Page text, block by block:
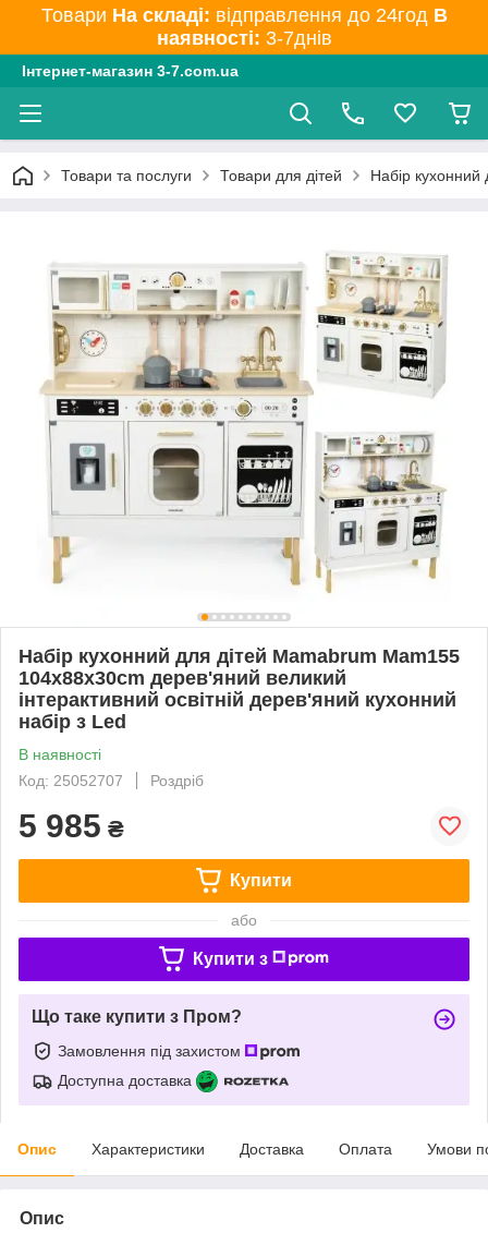
Товари На складі: відправлення до 24год В
наявності: 3-7днів
Інтернет-магазин 3-7.com.ua
Товари та послуги Товари для дітей Набір кухонний
Набір кухонний для дітей Mamabrum Mam155
104x88x30cm дерев'яний великий
інтерактивний освітній дерев'яний кухонний
набір з Led
В наявності
Код: 25052707
Роздріб
5 985 ₴
Купити
або
Купити з
Що таке купити з Пром?
Замовлення під захистом
Доступна доставка
Опис Характеристики Доставка Оплата Умови
Опис